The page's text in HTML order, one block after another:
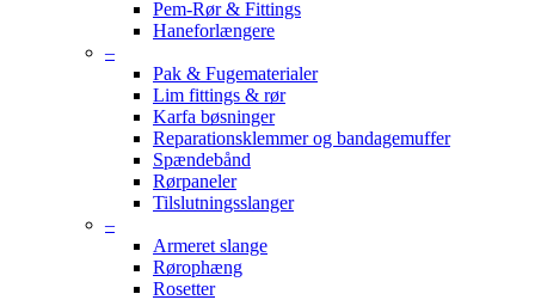
Pem-Rør & Fittings
Haneforlængere
–
Pak & Fugematerialer
Lim fittings & rør
Karfa bøsninger
Reparationsklemmer og bandagemuffer
Spændebånd
Rørpaneler
Tilslutningsslanger
–
Armeret slange
Rørophæng
Rosetter